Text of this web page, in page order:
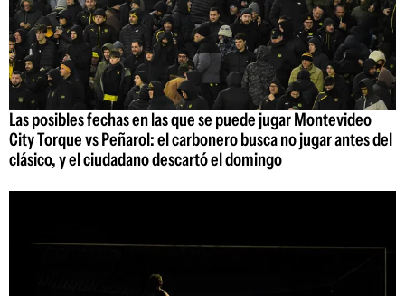
Las posibles fechas en las que se puede jugar Montevideo
City Torque vs Peñarol: el carbonero busca no jugar antes del
clásico, y el ciudadano descartó el domingo